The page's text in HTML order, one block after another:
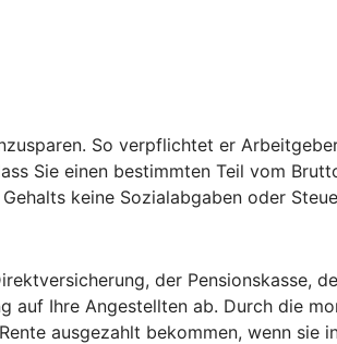
So verpflichtet er
Sie einen bestimmten Teil vom
keine Sozialabgaben oder
der Pensionskasse,
auf Ihre Angestellten ab. Durch die
ausgezahlt bekommen, wenn sie